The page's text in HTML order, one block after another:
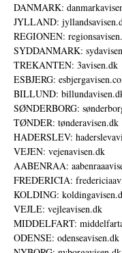
DANMARK:
JYLLAND:
REGIONEN:
SYDDANMARK:
TREKANTEN: 3avisen.dk
ESBJERG:
BILLUND:
SØNDERBORG:
TØNDER: tønderavisen.dk
HADERSLEV:
VEJEN: vejenavisen.dk
AABENRAA:
FREDERICIA:
KOLDING:
VEJLE: vejleavisen.dk
MIDDELFART:
ODENSE: odenseavisen.dk